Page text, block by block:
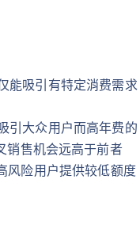
能吸引有特定消费需求
引大众用户而高年费的
销售机会远高于前者
风险用户提供较低额度